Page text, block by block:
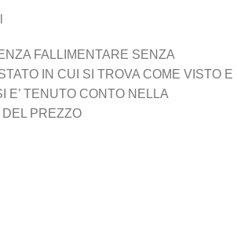
FALLIMENTARE SENZA
IN CUI SI TROVA COME VISTO E
E’ TENUTO CONTO NELLA
PREZZO